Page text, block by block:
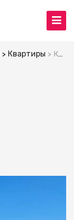
Квартиры Квартира с двумя спальнями в Игало